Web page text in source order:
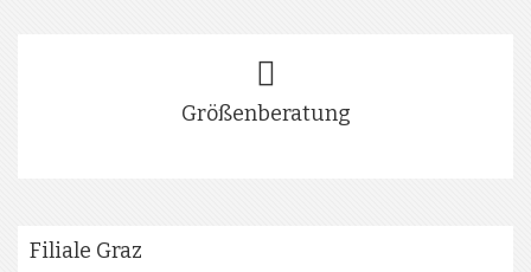
Größenberatung
Filiale Graz